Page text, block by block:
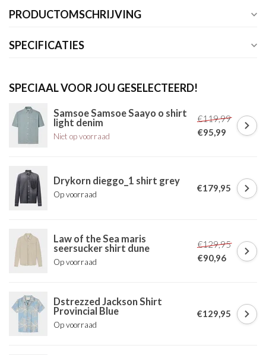
PRODUCTOMSCHRIJVING
SPECIFICATIES
SPECIAAL VOOR JOU GESELECTEERD!
Samsoe Samsoe Saayo o shirt
light denim
Niet op voorraad
€119,99
€95,99
Drykorn dieggo_1 shirt grey
Op voorraad
€179,95
Law of the Sea maris
seersucker shirt dune
Op voorraad
€129,95
€90,96
Dstrezzed Jackson Shirt
Provincial Blue
Op voorraad
€129,95